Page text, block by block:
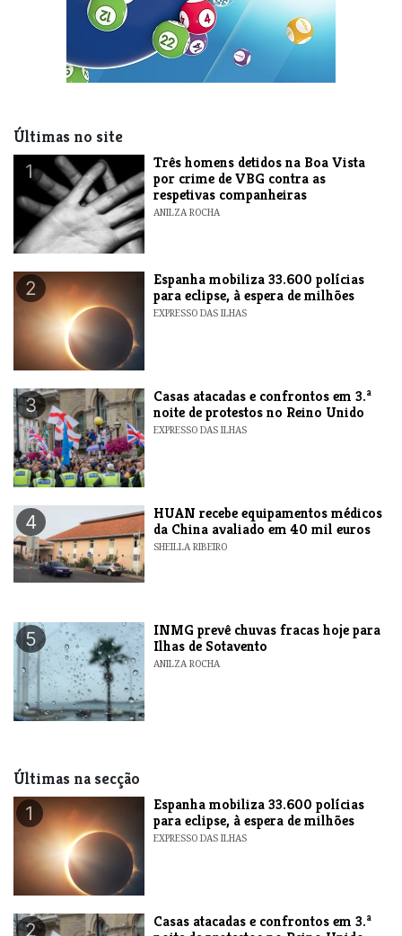
Últimas no site
1
Três homens detidos na Boa Vista
por crime de VBG contra as
respetivas companheiras
ANILZA ROCHA
2
Espanha mobiliza 33.600 polícias
para eclipse, à espera de milhões
EXPRESSO DAS ILHAS
3
Casas atacadas e confrontos em 3.ª
noite de protestos no Reino Unido
EXPRESSO DAS ILHAS
4
HUAN recebe equipamentos médicos
da China avaliado em 40 mil euros
SHEILLA RIBEIRO
5
INMG prevê chuvas fracas hoje para
Ilhas de Sotavento
ANILZA ROCHA
Últimas na secção
1
Espanha mobiliza 33.600 polícias
para eclipse, à espera de milhões
EXPRESSO DAS ILHAS
2
Casas atacadas e confrontos em 3.ª